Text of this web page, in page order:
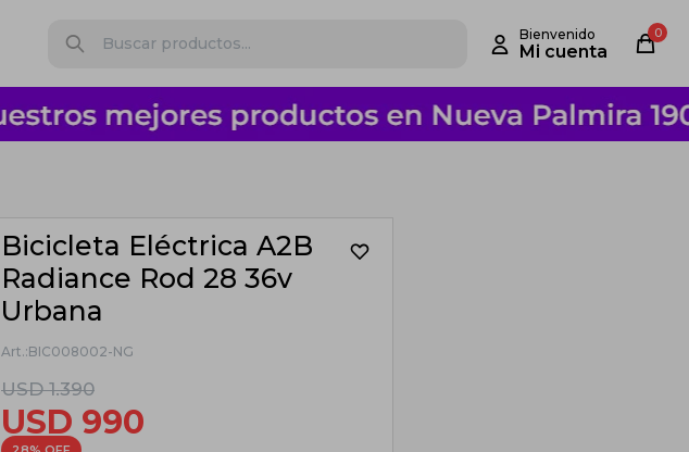
0
Bicicleta Eléctrica A2B
Radiance Rod 28 36v
Urbana
BIC008002-NG
USD 1.390
USD 990